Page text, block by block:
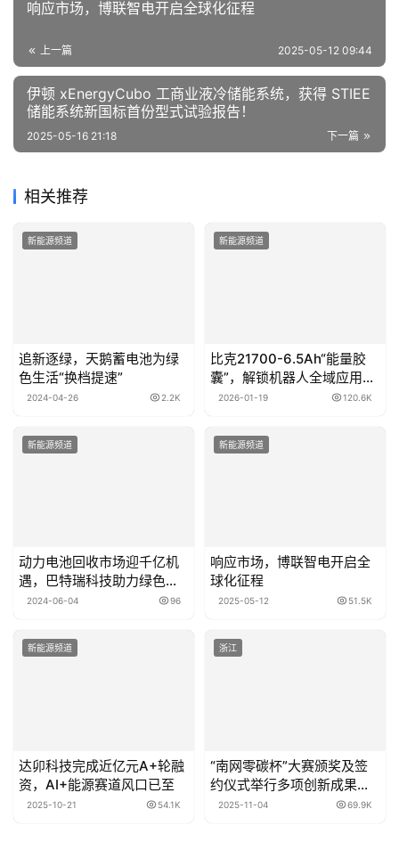
响应市场，博联智电开启全球化征程
上一篇 2025-05-12 09:44
伊顿 xEnergyCubo 工商业液冷储能系统，获得 STIEE
储能系统新国标首份型式试验报告！
下一篇
2025-05-16 21:18
相关推荐
新能源频道
追新逐绿，天鹅蓄电池为绿
色生活“换档提速”
2024-04-26 2.2K
新能源频道
比克21700-6.5Ah“能量胶
囊”，解锁机器人全域应用新
可能
2026-01-19 120.6K
新能源频道
动力电池回收市场迎千亿机
遇，巴特瑞科技助力绿色可
持续发展
2024-06-04 96
新能源频道
响应市场，博联智电开启全
球化征程
2025-05-12 51.5K
新能源频道
达卯科技完成近亿元A+轮融
资，AI+能源赛道风口已至
2025-10-21 54.1K
浙江
“南网零碳杯”大赛颁奖及签
约仪式举行多项创新成果获
支持落地
2025-11-04 69.9K